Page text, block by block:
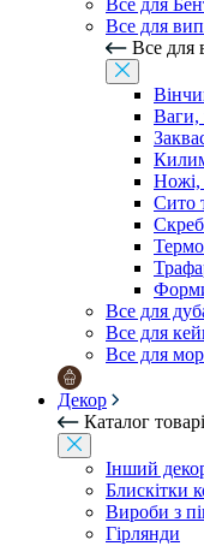
Все для
Все для
Все для
Ваги,
Ножі,
Сито
Все для
Все для
Все для
Декор
Каталог
Інший
Блискітки
Вироби з
Гірлянди